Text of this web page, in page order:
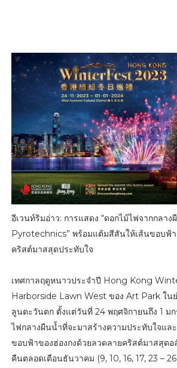
อีเวนท์ริมอ่าว: การแสดง “ดอกไม้ไฟจากกลา
Pyrotechnics” พร้อมแต้มสีสันให้เส้นขอบฟ้
คริสต์มาสสุดประทับใจ
เทศกาลฤดูหนาวประจำปี Hong Kong
Harborside Lawn West ของ Art Park ใน
ลูนตะวันตก ตั้งแต่วันที่ 24 พฤศจิกายนถึง 1 ม
ไฟกลางผืนน้ำที่จะมาสร้างความประทับใจแล
ขอบฟ้าของฮ่องกงด้วยลวดลายคริสต์มาสสุดอ
คืนตลอดเดือนธันวาคม (9, 10, 16, 17, 23 –